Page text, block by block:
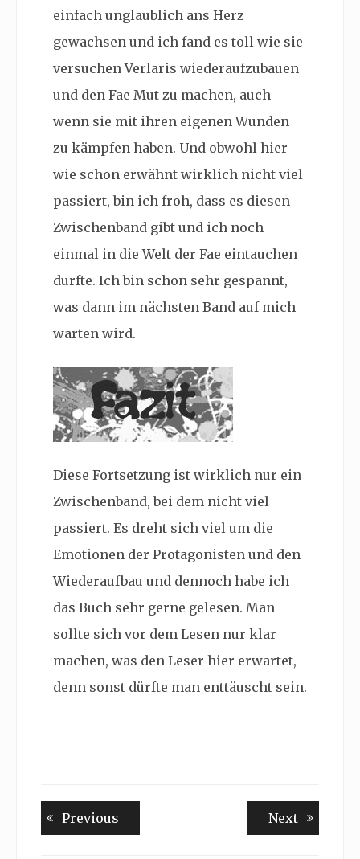
einfach unglaublich ans Herz
gewachsen und ich fand es toll wie sie
versuchen Verlaris wiederaufzubauen
und den Fae Mut zu machen, auch
wenn sie mit ihren eigenen Wunden
zu kämpfen haben. Und obwohl hier
wie schon erwähnt wirklich nicht viel
passiert, bin ich froh, dass es diesen
Zwischenband gibt und ich noch
einmal in die Welt der Fae eintauchen
durfte. Ich bin schon sehr gespannt,
was dann im nächsten Band auf mich
warten wird.
Diese Fortsetzung ist wirklich nur ein
Zwischenband, bei dem nicht viel
passiert. Es dreht sich viel um die
Emotionen der Protagonisten und den
Wiederaufbau und dennoch habe ich
das Buch sehr gerne gelesen. Man
sollte sich vor dem Lesen nur klar
machen, was den Leser hier erwartet,
denn sonst dürfte man enttäuscht sein.
Beitragsnavigation
Previous NextNext